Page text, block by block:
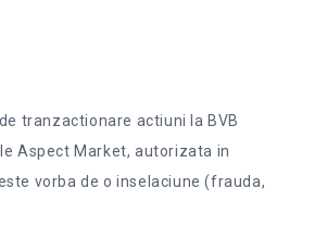
tranzactionare actiuni la BVB
Aspect Market, autorizata in
vorba de o inselaciune (frauda,